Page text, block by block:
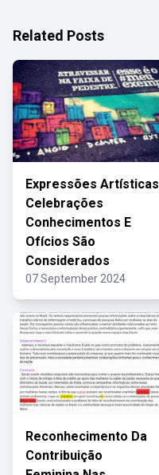
Related Posts
Expressões Artísticas
Celebrações
Conhecimentos E
Ofícios São
Considerados
07 September 2024
Reconhecimento Da
Contribuição